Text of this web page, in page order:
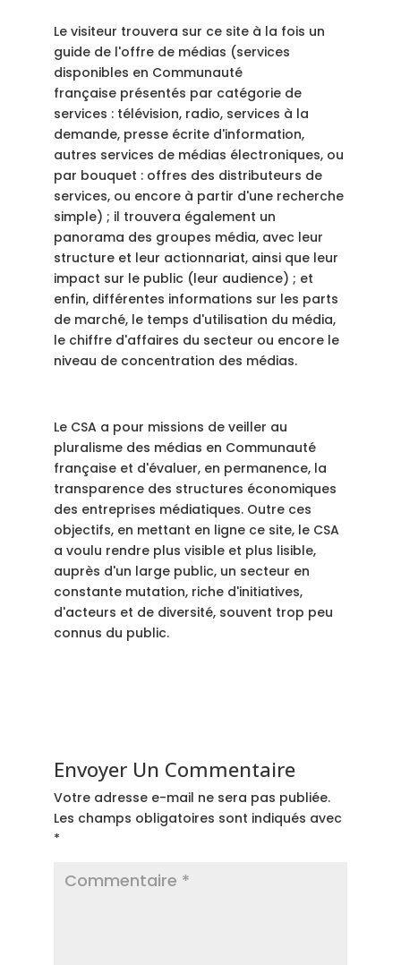
Le visiteur trouvera sur ce site à la fois un
guide de l'offre de médias (services
disponibles en Communauté
française présentés par catégorie de
services : télévision, radio, services à la
demande, presse écrite d'information,
autres services de médias électroniques, ou
par bouquet : offres des distributeurs de
services, ou encore à partir d'une recherche
simple) ; il trouvera également un
panorama des groupes média, avec leur
structure et leur actionnariat, ainsi que leur
impact sur le public (leur audience) ; et
enfin, différentes informations sur les parts
de marché, le temps d'utilisation du média,
le chiffre d'affaires du secteur ou encore le
niveau de concentration des médias.
Le CSA a pour missions de veiller au
pluralisme des médias en Communauté
française et d'évaluer, en permanence, la
transparence des structures économiques
des entreprises médiatiques. Outre ces
objectifs, en mettant en ligne ce site, le CSA
a voulu rendre plus visible et plus lisible,
auprès d'un large public, un secteur en
constante mutation, riche d'initiatives,
d'acteurs et de diversité, souvent trop peu
connus du public.
Envoyer Un Commentaire
Votre adresse e-mail ne sera pas publiée.
Les champs obligatoires sont indiqués avec
*